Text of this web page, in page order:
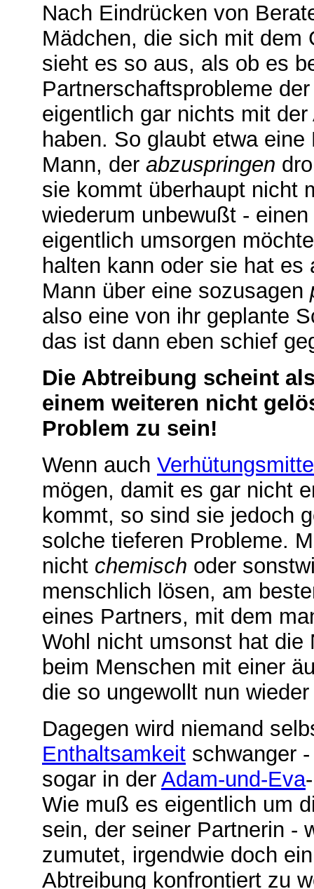
Nach Eindrücken von
Mädchen, die sich mit dem
sieht es so aus, als ob es
Partnerschaftsprobleme
eigentlich gar nichts mit
haben. So glaubt etwa
Mann, der abzuspringen
sie kommt überhaupt nicht
wiederum unbewußt -
eigentlich umsorgen
halten kann oder sie hat
Mann über eine sozusagen
also eine von ihr geplante
das ist dann eben schief
Die Abtreibung scheint
einem weiteren nicht
Problem zu sein!
Wenn auch
mögen, damit es gar nicht
kommt, so sind sie jedoch
solche tieferen Probleme.
nicht chemisch oder
menschlich lösen, am
eines Partners, mit dem
Wohl nicht umsonst hat die
beim Menschen mit einer
die so ungewollt nun
Dagegen wird niemand
Enthaltsamkeit schwanger
sogar in der Adam-und-Eva
Wie muß es eigentlich um
sein, der seiner Partnerin -
zumutet, irgendwie doch
Abtreibung konfrontiert zu